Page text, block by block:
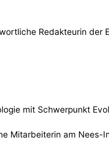
Redakteurin der
mit Schwerpunkt
Mitarbeiterin am Nees-